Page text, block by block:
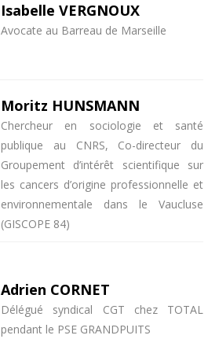
Isabelle VERGNOUX
Avocate au Barreau de Marseille
Moritz HUNSMANN
Chercheur en sociologie et santé
publique au CNRS, Co-directeur du
Groupement d’intérêt scientifique sur
les cancers d’origine professionnelle et
environnementale dans le Vaucluse
(GISCOPE 84)
Adrien CORNET
Délégué syndical CGT chez TOTAL
pendant le PSE GRANDPUITS